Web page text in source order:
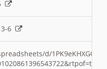
6
d/